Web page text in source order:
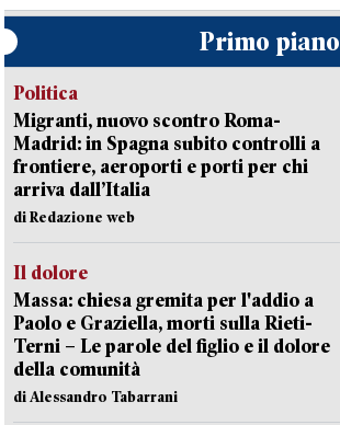
Primo piano
Politica
Migranti, nuovo scontro Roma-
Madrid: in Spagna subito controlli a
frontiere, aeroporti e porti per chi
arriva dall’Italia
di Redazione web
Il dolore
Massa: chiesa gremita per l'addio a
Paolo e Graziella, morti sulla Rieti-
Terni – Le parole del figlio e il dolore
della comunità
di Alessandro Tabarrani